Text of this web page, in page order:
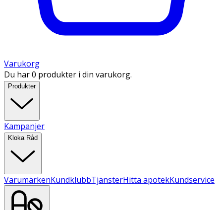
Varukorg
Du har 0 produkter i din varukorg.
Produkter
Kampanjer
Kloka Råd
VarumärkenKundklubbTjänsterHitta apotekKundservice